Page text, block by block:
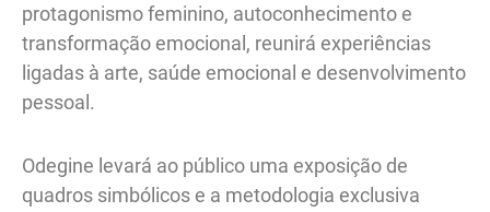
protagonismo feminino, autoconhecimento e
transformação emocional, reunirá experiências
ligadas à arte, saúde emocional e desenvolvimento
pessoal.
Odegine levará ao público uma exposição de
quadros simbólicos e a metodologia exclusiva